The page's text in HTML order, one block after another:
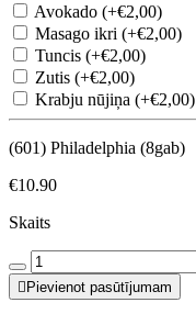
Avokado (+€2,00)
Masago ikri (+€2,00)
Tuncis (+€2,00)
Zutis (+€2,00)
Krabju nūjiņa (+€2,00)
(601) Philadelphia (8gab)
€10.90
Skaits
Pievienot pasūtījumam